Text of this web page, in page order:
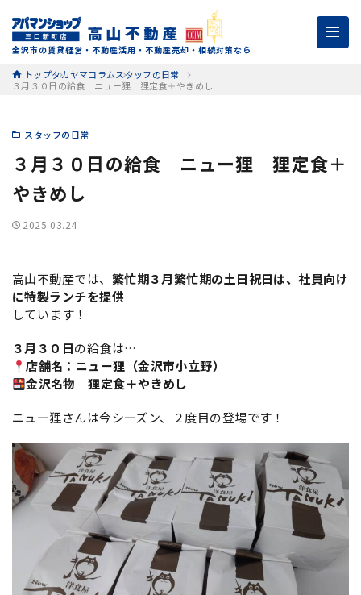
金沢市の賃貸経営・不動産活用・不動産売却・相続対策なら
トップタカヤマコラムスタッフの日常
３月３０日の給食 ニュー狸 狸定食＋やきめし
スタッフの日常
３月３０日の給食 ニュー狸 狸定食＋
やきめし
2025.03.24
高山不動産では、 繁忙期３月繁忙期の土日祝日は、社員向け
に特製ランチを提供
しています！
３月３０日の給食は…
店舗名：ニュー狸（金沢市小立野）
金沢名物 狸定食＋やきめし
ニュー狸さんは今シーズン、２度目の登場です！